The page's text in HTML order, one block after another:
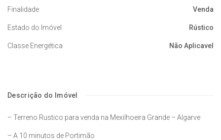
Finalidade Venda
Estado do Imóvel Rústico
Classe Energética Não Aplicavel
Descrição do Imóvel
– Terreno Rustico para venda na Mexilhoeira Grande – Algarve
– A 10 minutos de Portimão